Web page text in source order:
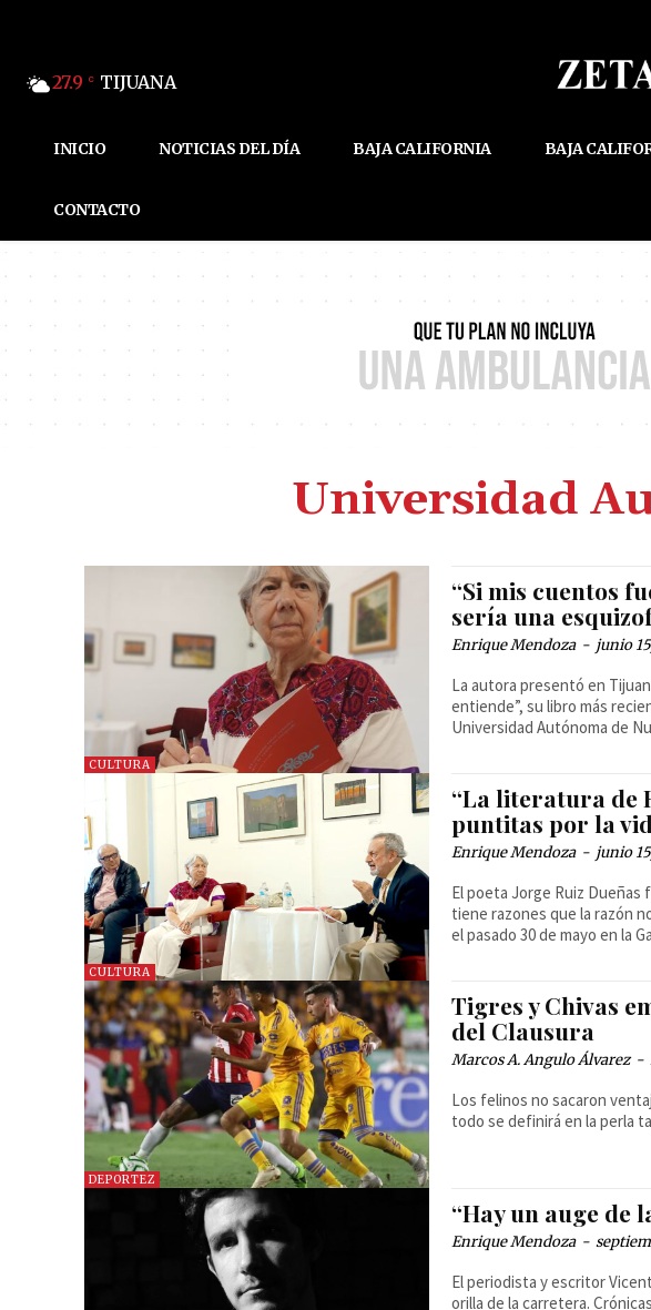
27.9 C TIJUANA
INICIO NOTICIAS DEL DÍA BAJA CALIFORNIA BAJA
CONTACTO
Universidad
CULTURA
“Si mis cuentos
sería una
Enrique Mendoza - junio
La autora presentó en
entiende”, su libro más
Universidad Autónoma de
CULTURA
“La literatura de
puntitas por la
Enrique Mendoza - junio
El poeta Jorge Ruiz Dueñas
tiene razones que la razón
el pasado 30 de mayo en la
DEPORTEZ
Tigres y Chivas
del Clausura
Marcos A. Angulo Álvarez -
Los felinos no sacaron
todo se definirá en la perla
“Hay un auge de
Enrique Mendoza -
El periodista y escritor
orilla de la carretera.